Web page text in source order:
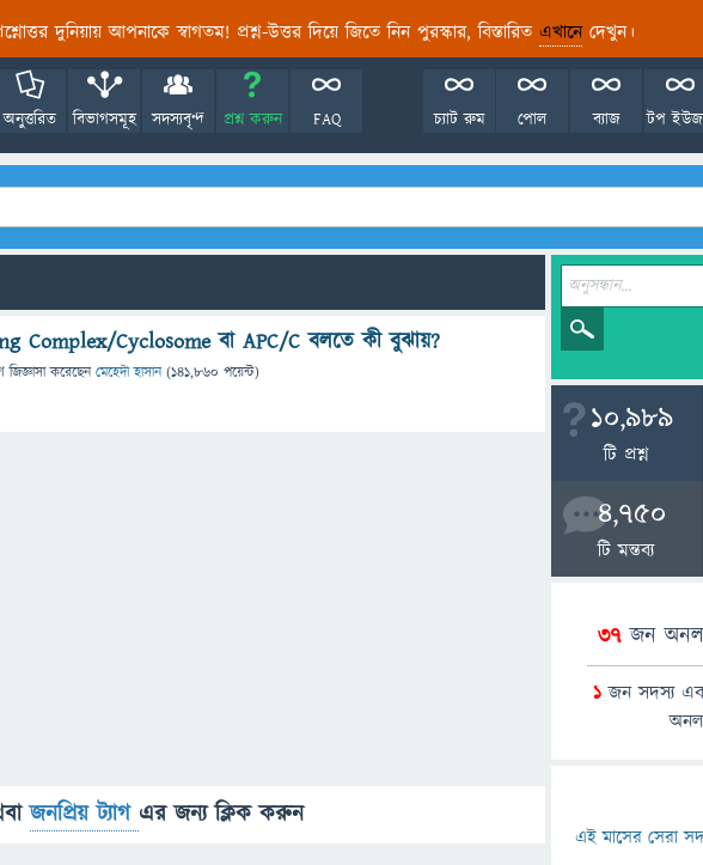
দুনিয়ায় আপনাকে স্বাগতম! প্রশ্ন-উত্তর দিয়ে জিতে নিন পুরস্কার, বিস্তারিত এখানেদেখুন।
অনুত্তরিত বিভাগসমূহ সদস্যবৃন্দ প্রশ্ন করুন FAQ টপ
ব্যাজ
পোল
চ্যাট রুম
Complex/Cyclosome বা APC/C বলতে কী বুঝায়?
জিজ্ঞাসাকরেছেনমেহেদী হাসান (141,860 পয়েন্ট)
জনপ্রিয় ট্যাগ এর জন্য ক্লিক করুন
10,989
টি প্রশ্ন
4,750
টি মন্তব্য
37জন
1জন সদস্য
এই মাসের সেরা